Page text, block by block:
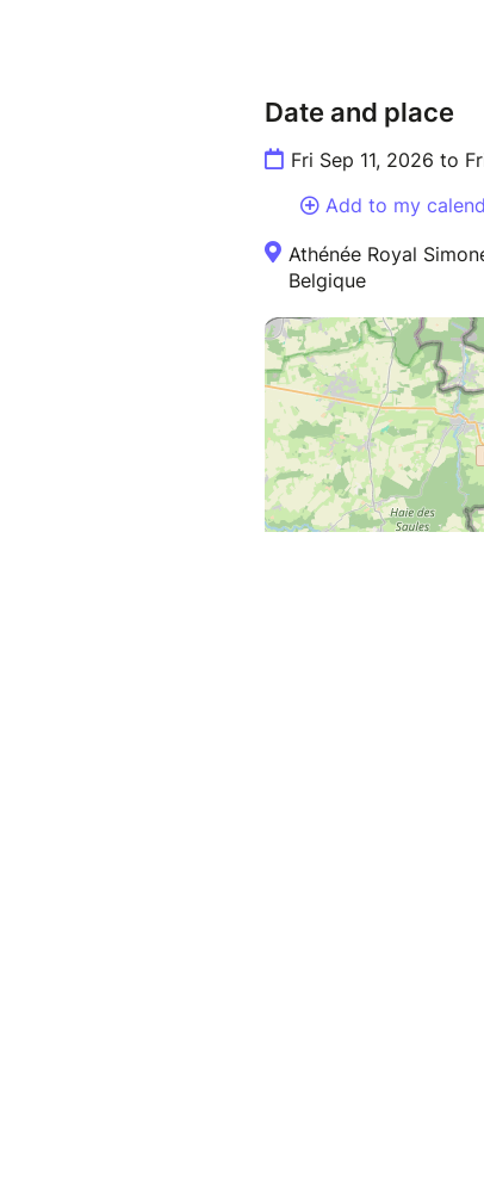
Date and place
Fri Sep 11, 2026 to
Add to my
Athénée Royal
Belgique